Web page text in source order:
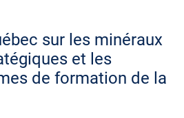
sur les minéraux
et les
de formation de la